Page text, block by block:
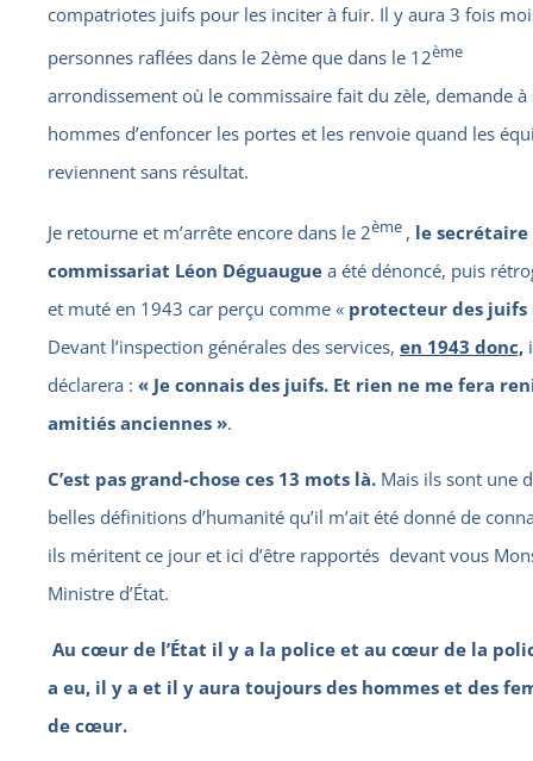
compatriotes juifs pour les inciter à fuir. Il y aura 3 fois
personnes raflées dans le 2ème que dans le 12ème
arrondissement où le commissaire fait du zèle, demande à
hommes d’enfoncer les portes et les renvoie quand les
reviennent sans résultat.
Je retourne et m’arrête encore dans le 2ème , le secrétaire
commissariat Léon Déguaugue a été dénoncé, puis
et muté en 1943 car perçu comme « protecteur des juifs
Devant l’inspection générales des services, en 1943 donc,
déclarera : « Je connais des juifs. Et rien ne me fera
amitiés anciennes ».
C’est pas grand-chose ces 13 mots là. Mais ils sont une
belles définitions d’humanité qu’il m’ait été donné de
ils méritent ce jour et ici d’être rapportés devant vous
Ministre d’État.
Au cœur de l’État il y a la police et au cœur de la
a eu, il y a et il y aura toujours des hommes et des
de cœur.